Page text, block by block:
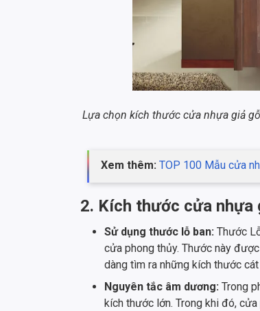
Lựa chọn kích thước cửa nhựa giả
Xem thêm: TOP 100 Mẫu cửa
2. Kích thước cửa nhựa
Sử dụng thước lỗ ban: Thước
cửa phong thủy. Thước này
dàng tìm ra những kích thước
Nguyên tắc âm dương: Trong
kích thước lớn. Trong khi đó,